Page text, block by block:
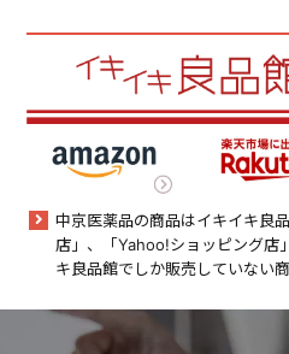
中京医薬品の商品はイキイキ良
店」、「Yahoo!ショッピング店
キ良品館でしか販売していない